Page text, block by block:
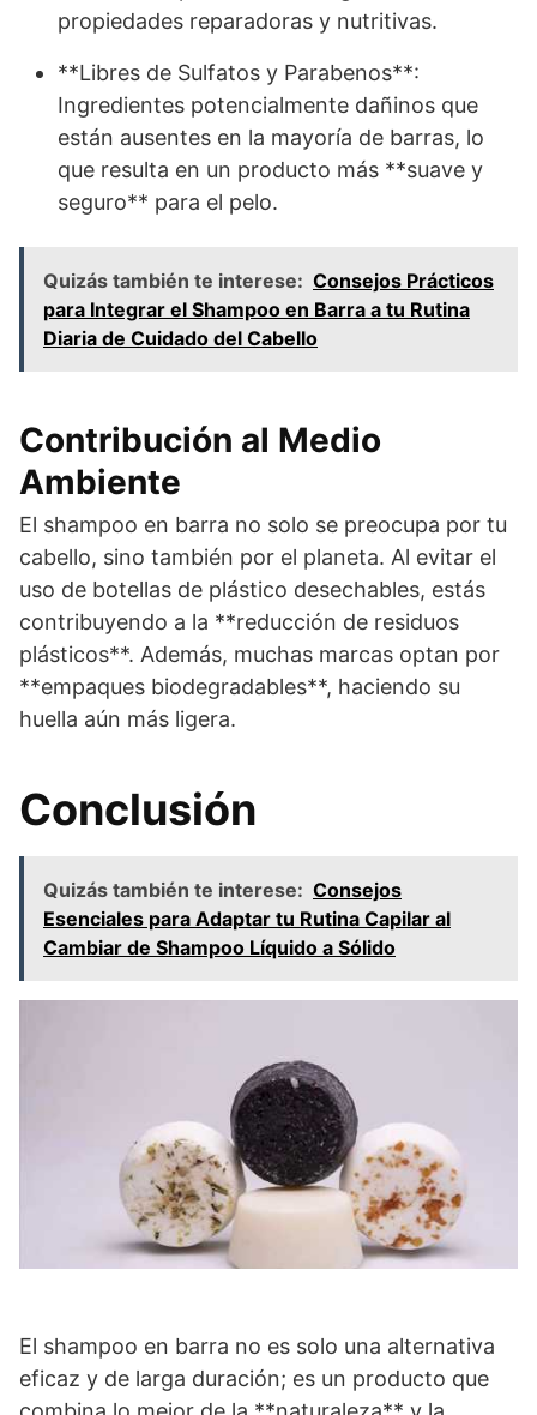
propiedades reparadoras y nutritivas.
**Libres de Sulfatos y Parabenos**:
Ingredientes potencialmente dañinos que
están ausentes en la mayoría de barras, lo
que resulta en un producto más **suave y
seguro** para el pelo.
Quizás también te interese: Consejos Prácticos
para Integrar el Shampoo en Barra a tu Rutina
Diaria de Cuidado del Cabello
Contribución al Medio
Ambiente
El shampoo en barra no solo se preocupa por tu
cabello, sino también por el planeta. Al evitar el
uso de botellas de plástico desechables, estás
contribuyendo a la **reducción de residuos
plásticos**. Además, muchas marcas optan por
**empaques biodegradables**, haciendo su
huella aún más ligera.
Conclusión
Quizás también te interese: Consejos
Esenciales para Adaptar tu Rutina Capilar al
Cambiar de Shampoo Líquido a Sólido
El shampoo en barra no es solo una alternativa
eficaz y de larga duración; es un producto que